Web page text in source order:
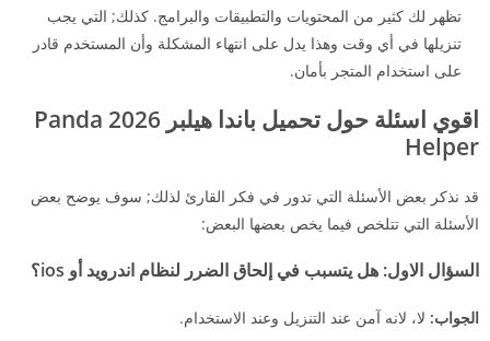
تظهر لك كثير من المحتويات والتطبيقات والبرامج. كذلك; التي يجب
تنزيلها في أي وقت وهذا يدل على انتهاء المشكلة وأن المستخدم قادر
على استخدام المتجر بأمان.
اقوي اسئلة حول تحميل باندا هيلبر 2026 Panda
Helper
قد نذكر بعض الأسئلة التي تدور في فكر القارئ لذلك; سوف يوضح بعض
الأسئلة التي تتلخص فيما يخص بعضها البعض:
السؤال الاول: هل يتسبب في إلحاق الضرر لنظام اندرويد أو ios؟
الجواب: لا، لانه آمن عند التنزيل وعند الاستخدام.